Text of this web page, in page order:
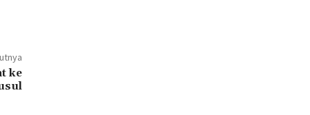
ke